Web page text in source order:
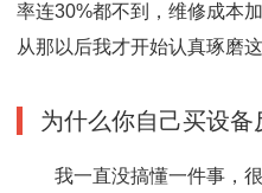
率连30%都不到，维修成本
从那以后我才开始认真琢磨
为什么你自己买设备
我一直没搞懂一件事，